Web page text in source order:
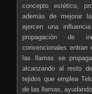
concepto estético,
además de mejorar
ejercen una
propagación de
convencionales
las llamas se
alcanzando al resto
tejidos que emplea
de las llamas,